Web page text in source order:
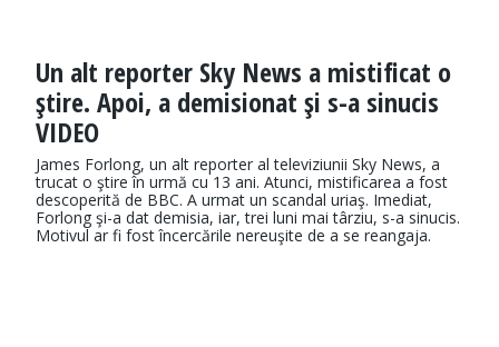
Un alt reporter Sky News a mistificat o
ştire. Apoi, a demisionat şi s-a sinucis
VIDEO
James Forlong, un alt reporter al televiziunii Sky News, a
trucat o ştire în urmă cu 13 ani. Atunci, mistificarea a fost
descoperită de BBC. A urmat un scandal uriaş. Imediat,
Forlong şi-a dat demisia, iar, trei luni mai târziu, s-a sinucis.
Motivul ar fi fost încercările nereuşite de a se reangaja.